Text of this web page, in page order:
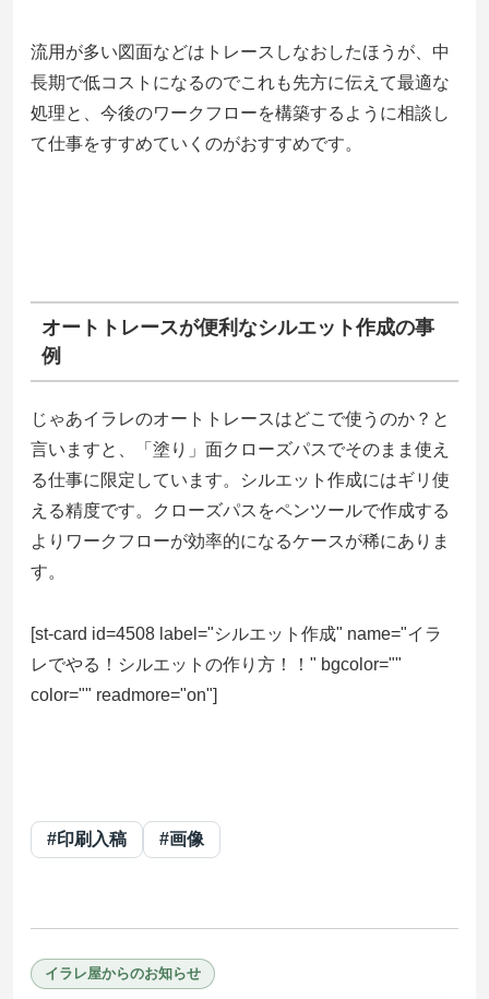
流用が多い図面などはトレースしなおしたほうが、中
長期で低コストになるのでこれも先方に伝えて最適な
処理と、今後のワークフローを構築するように相談し
て仕事をすすめていくのがおすすめです。
オートトレースが便利なシルエット作成の事
例
じゃあイラレのオートトレースはどこで使うのか？と
言いますと、「塗り」面クローズパスでそのまま使え
る仕事に限定しています。シルエット作成にはギリ使
える精度です。クローズパスをペンツールで作成する
よりワークフローが効率的になるケースが稀にありま
す。
[st-card id=4508 label="シルエット作成" name="イラ
レでやる！シルエットの作り方！！" bgcolor=""
color="" readmore="on"]
#印刷入稿 #画像
イラレ屋からのお知らせ